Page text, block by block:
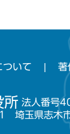
ついて 著
所 法人番号
埼玉県志木